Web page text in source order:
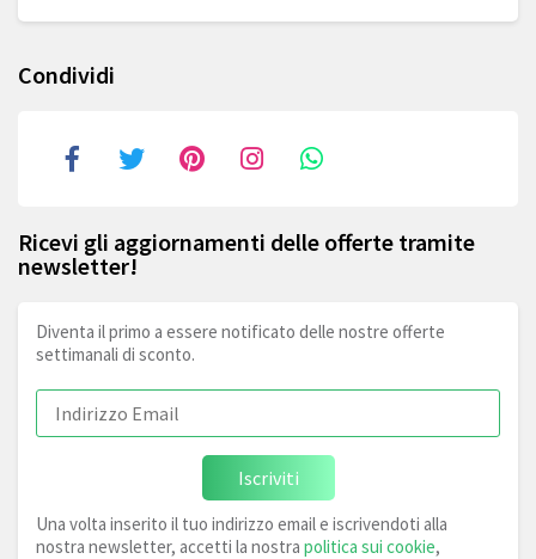
Condividi
Ricevi gli aggiornamenti delle offerte tramite
newsletter!
Diventa il primo a essere notificato delle nostre offerte
settimanali di sconto.
Iscriviti
Una volta inserito il tuo indirizzo email e iscrivendoti alla
nostra newsletter, accetti la nostra politica sui cookie,